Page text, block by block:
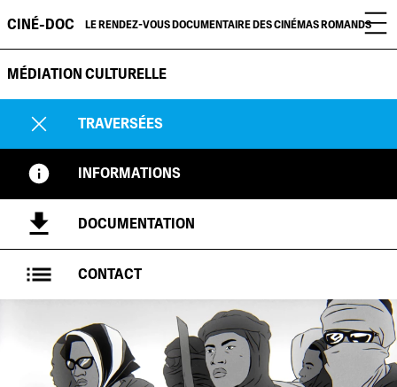
CINÉ-DOC LE RENDEZ-VOUS DOCUMENTAIRE DES CINÉMAS ROMANDS
MÉDIATION CULTURELLE
TRAVERSÉES
INFORMATIONS
DOCUMENTATION
CONTACT